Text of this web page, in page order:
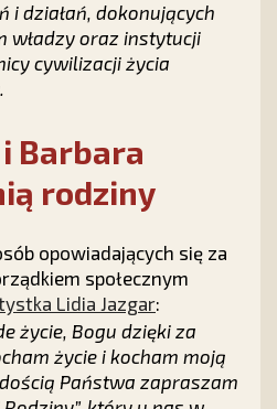
i działań, dokonujących
władzy oraz instytucji
cywilizacji życia
Barbara
rodziny
opowiadających się za
społecznym
Lidia Jazgar:
życie, Bogu dzięki za
życie i kocham moją
Państwa zapraszam